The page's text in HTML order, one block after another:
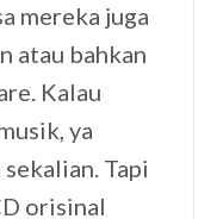
mereka juga
atau bahkan
Kalau
ya
Tapi
orisinal